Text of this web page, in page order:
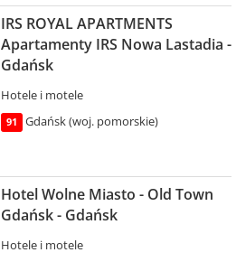
IRS ROYAL APARTMENTS
Apartamenty IRS Nowa Lastadia -
Gdańsk
Hotele i motele
91
Gdańsk (woj. pomorskie)
Hotel Wolne Miasto - Old Town
Gdańsk - Gdańsk
Hotele i motele